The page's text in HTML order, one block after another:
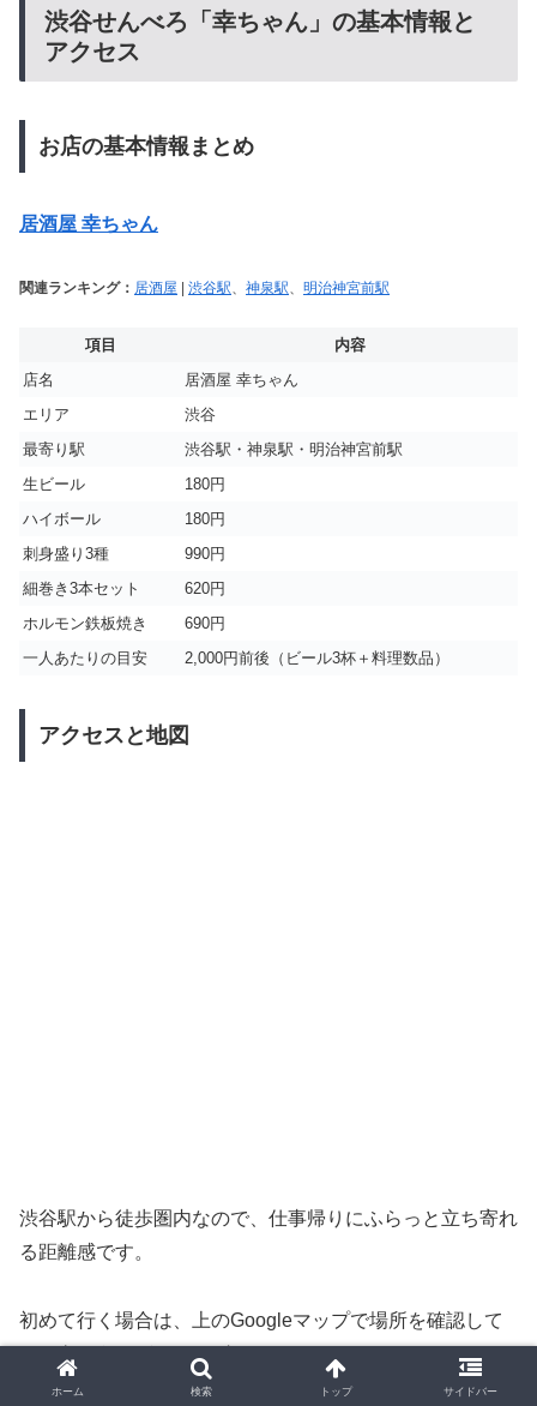
渋谷せんべろ「幸ちゃん」の基本情報と
アクセス
お店の基本情報まとめ
居酒屋 幸ちゃん
関連ランキング： 居酒屋 渋谷駅、 神泉駅、 明治神宮前駅
項目
内容
店名
居酒屋 幸ちゃん
エリア
渋谷
最寄り駅
渋谷駅・神泉駅・明治神宮前駅
生ビール
180円
ハイボール
180円
刺身盛り3種
990円
細巻き3本セット
620円
ホルモン鉄板焼き
690円
一人あたりの目安
2,000円前後（ビール3杯＋料理数品）
アクセスと地図
渋谷駅から徒歩圏内なので、仕事帰りにふらっと立ち寄れ
る距離感です。
初めて行く場合は、上のGoogleマップで場所を確認して
から向かうのがスムーズです。
ホーム 検索 トップ サイドバー